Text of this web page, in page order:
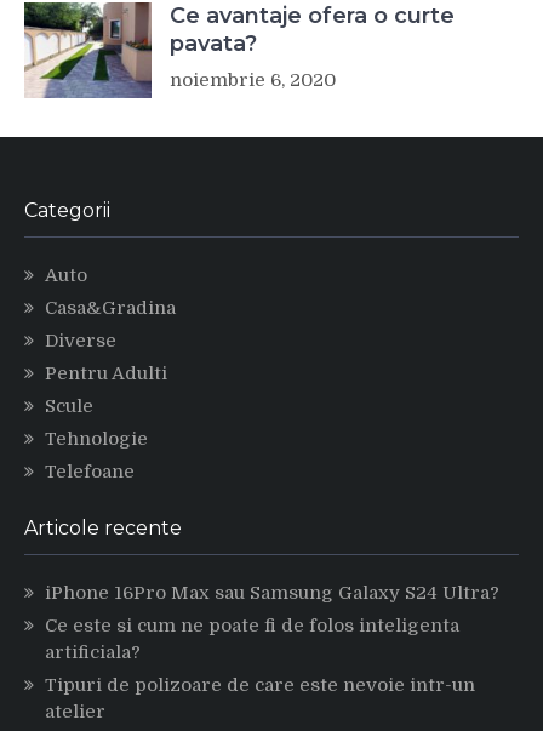
Ce avantaje ofera o curte
pavata?
noiembrie 6, 2020
Categorii
Auto
Casa&Gradina
Diverse
Pentru Adulti
Scule
Tehnologie
Telefoane
Articole recente
iPhone 16Pro Max sau Samsung Galaxy S24 Ultra?
Ce este si cum ne poate fi de folos inteligenta
artificiala?
Tipuri de polizoare de care este nevoie intr-un
atelier